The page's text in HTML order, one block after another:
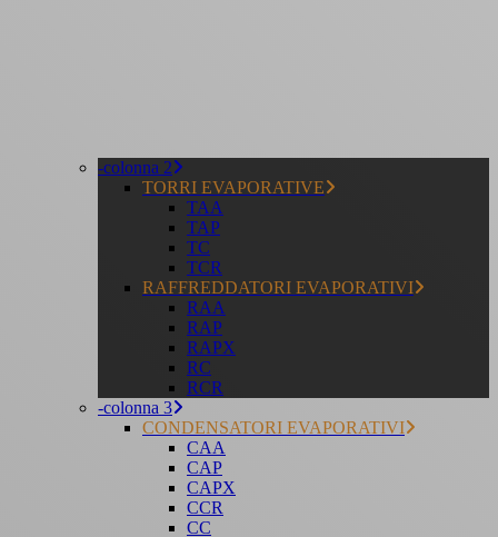
-colonna 2
TORRI EVAPORATIVE
TAA
TAP
TC
TCR
RAFFREDDATORI EVAPORATIVI
RAA
RAP
RAPX
RC
RCR
-colonna 3
CONDENSATORI EVAPORATIVI
CAA
CAP
CAPX
CCR
CC